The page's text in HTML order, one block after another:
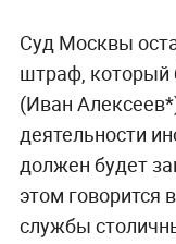
Суд Москвы
штраф, который
(Иван
деятельности
должен будет
этом говорится
службы